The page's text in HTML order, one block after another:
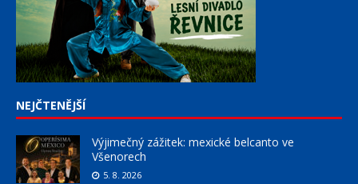
NEJČTENĚJŠÍ
Výjimečný zážitek: mexické belcanto ve
Všenorech
5. 8. 2026